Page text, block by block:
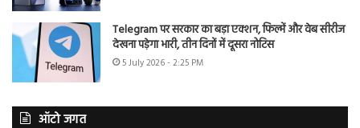
Telegram पर सरकार का बड़ा एक्शन, फिल्में और वेब सीरीज
देखना पड़ेगा भारी, तीन दिनों में दूसरा नोटिस
5 July 2026 - 2:25 PM
ऑटो जगत